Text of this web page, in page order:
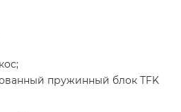
пружинный блок TFK